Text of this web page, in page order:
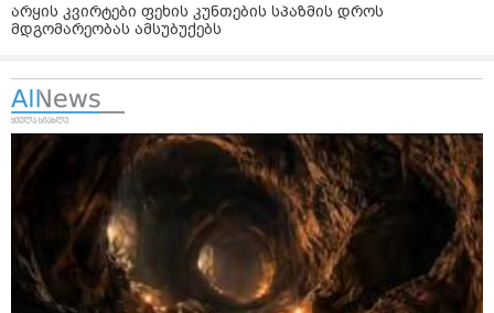
არყის კვირტები ფეხის კუნთების სპაზმის დროს
მდგომარეობას ამსუბუქებს